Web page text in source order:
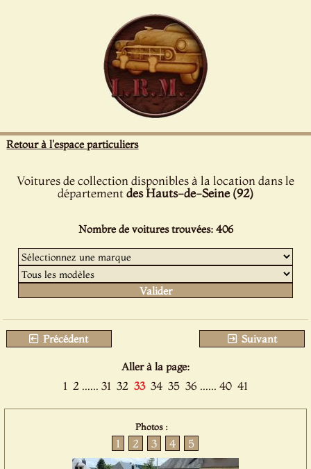
Retour à l'espace particuliers
Voitures de collection disponibles à la location dans le
départementdes Hauts-de-Seine (92)
Nombre de voitures trouvées: 406
Précédent Suivant
Aller à la page:
1 2 ...... 31 32 33 34 35 36 ...... 40 41
Photos :
1 2 3 4 5